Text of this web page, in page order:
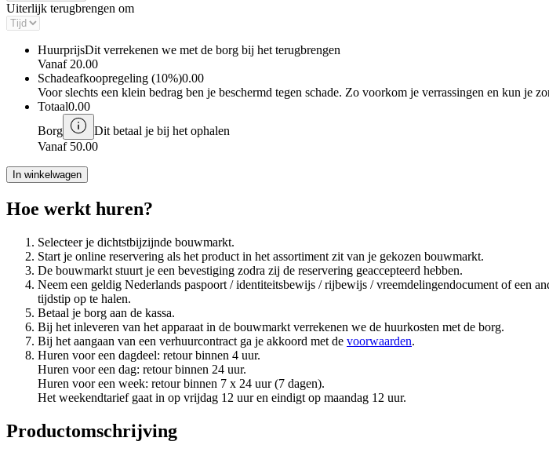
Uiterlijk terugbrengen om
HuurprijsDit verrekenen we met de borg bij het terugbrengen
Vanaf 20.00
Schadeafkoopregeling (10%)0.00
Voor slechts een klein bedrag ben je beschermd tegen schade. Zo voorkom je verrassingen en kun je
Totaal0.00
Borg
Dit betaal je bij het ophalen
Vanaf 50.00
In winkelwagen
Hoe werkt huren?
Selecteer je dichtstbijzijnde bouwmarkt.
Start je online reservering als het product in het assortiment zit van je gekozen bouwmarkt.
De bouwmarkt stuurt je een bevestiging zodra zij de reservering geaccepteerd hebben.
Neem een geldig Nederlands paspoort / identiteitsbewijs / rijbewijs / vreemdelingendocument of een
tijdstip op te halen.
Betaal je borg aan de kassa.
Bij het inleveren van het apparaat in de bouwmarkt verrekenen we de huurkosten met de borg.
Bij het aangaan van een verhuurcontract ga je akkoord met de voorwaarden.
Huren voor een dagdeel: retour binnen 4 uur.
Huren voor een dag: retour binnen 24 uur.
Huren voor een week: retour binnen 7 x 24 uur (7 dagen).
Het weekendtarief gaat in op vrijdag 12 uur en eindigt op maandag 12 uur.
Productomschrijving